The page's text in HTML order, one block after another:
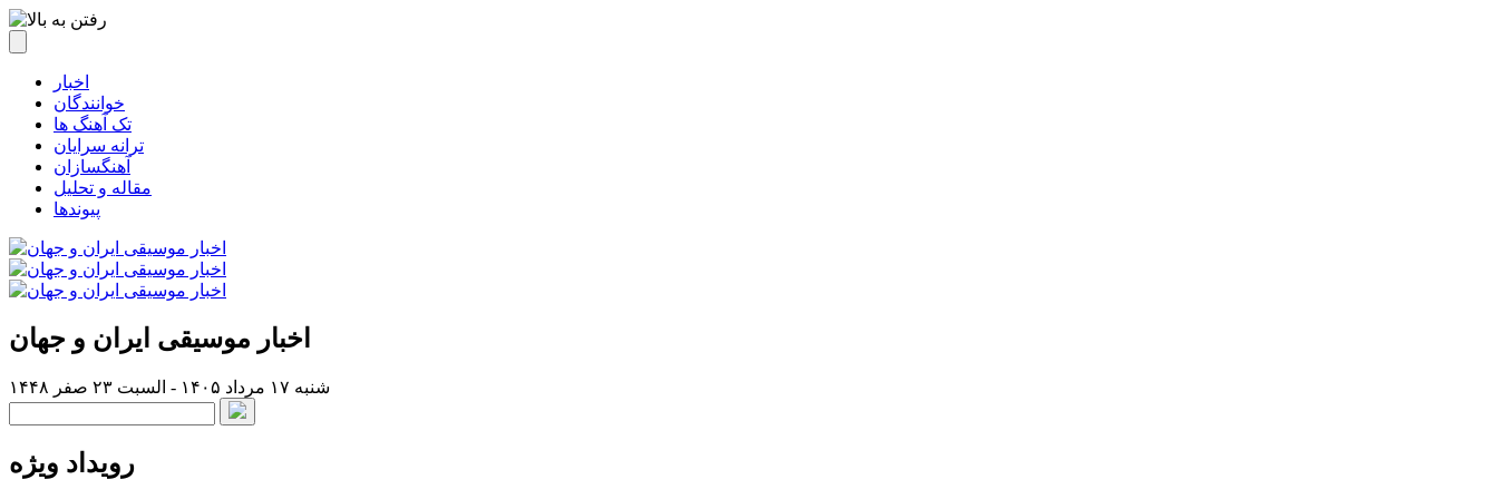
اخبار
خوانندگان
تک آهنگ ها
ترانه سرایان
آهنگسازان
مقاله و تحلیل
پیوندها
اخبار موسیقی ایران و جهان
شنبه ۱۷ مرداد ۱۴۰۵ - السبت ۲۳ صفر ۱۴۴۸
رویداد ویژه